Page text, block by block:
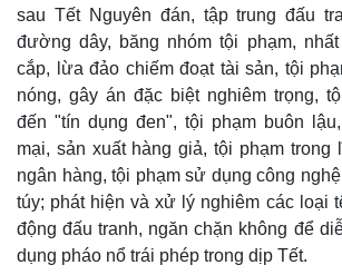
sau Tết Nguyên đán, tập trung đấu
đường dây, băng nhóm tội phạm,
cắp, lừa đảo chiếm đoạt tài sản, tội
nóng, gây án đặc biệt nghiêm trọng,
đến "tín dụng đen", tội phạm buôn
mại, sản xuất hàng giả, tội phạm trong
ngân hàng, tội phạm sử dụng công
túy; phát hiện và xử lý nghiêm các loại
động đấu tranh, ngăn chặn không để
dụng pháo nổ trái phép trong dịp Tết.